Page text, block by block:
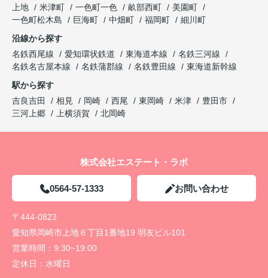
上地
米津町 一色町一色 畝部西町
美園町
一色町松木島
巨海町 中畑町 福岡町
細川町
沿線から探す
名鉄西尾線
愛知環状鉄道 東海道本線
名鉄三河線
名鉄名古屋本線
名鉄蒲郡線 名鉄豊田線
東海道新幹線
駅から探す
吉良吉田
相見 岡崎 西尾 東岡崎 米津
豊田市
三河上郷
上横須賀 北岡崎
株式会社エステート・ラボ
0564-57-1333 お問い合わせ
〒444-0823
愛知県岡崎市上地６丁目1番地19 明友ビル101
営業時間： 9:30~19:00
定休日： 水曜日